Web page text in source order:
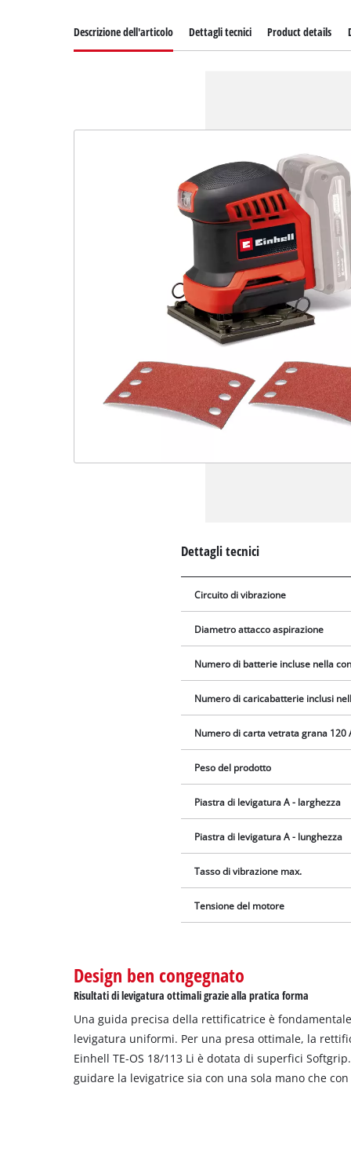
Descrizione dell'articolo Dettagli tecnici Product details
Dettagli tecnici
Circuito di vibrazione
Diametro attacco aspirazione
Numero di batterie incluse nella
Numero di caricabatterie inclusi
Numero di carta vetrata grana 120
Peso del prodotto
Piastra di levigatura A - larghezza
Piastra di levigatura A - lunghezza
Tasso di vibrazione max.
Tensione del motore
Design ben congegnato
Risultati di levigatura ottimali grazie alla pratica forma
Una guida precisa della rettificatrice è
levigatura uniformi. Per una presa ottimale, la
Einhell TE-OS 18/113 Li è dotata di superfici
guidare la levigatrice sia con una sola mano che